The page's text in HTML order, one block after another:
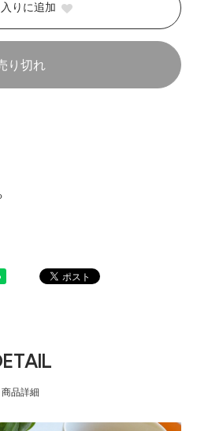
りに追加
り切れ
商品詳細